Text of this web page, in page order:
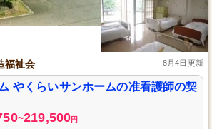
福祉会 8月4日更新
やくらいサンホームの准看護師の契
~219,500円